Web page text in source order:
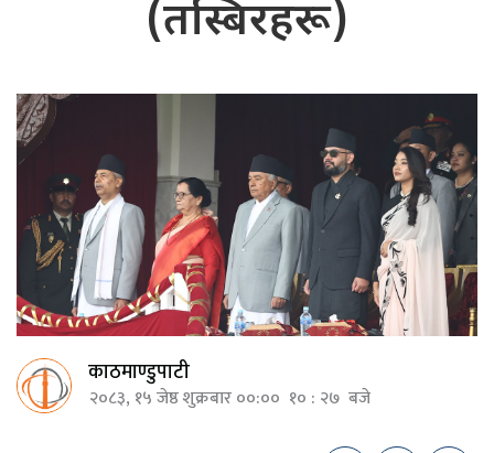
(तस्बिरहरू)
काठमाण्डुपाटी
२०८३, १५ जेष्ठ शुक्रबार ००:०० १० : २७ बजे